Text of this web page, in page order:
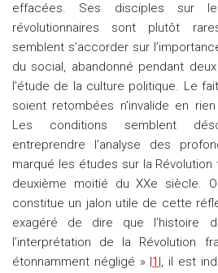
effacées. Ses disciples sur
révolutionnaires sont plutôt
semblent s’accorder sur
du social, abandonné pendant
l’étude de la culture politique. Le
soient retombées n’invalide en
Les conditions semblent
entreprendre l’analyse des
marqué les études sur la
deuxième moitié du XXe siècle.
constitue un jalon utile de cette
exagéré de dire que l’histoire
l’interprétation de la Révolution
étonnamment négligé » |1 |, il est